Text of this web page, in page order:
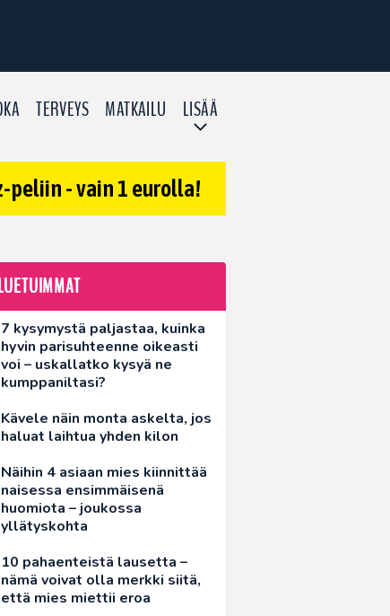
TERVEYS MATKAILU LISÄÄ
peliin - vain 1 eurolla!
7 kysymystä paljastaa, kuinka
hyvin parisuhteenne oikeasti
voi – uskallatko kysyä ne
kumppaniltasi?
Kävele näin monta askelta, jos
haluat laihtua yhden kilon
Näihin 4 asiaan mies kiinnittää
naisessa ensimmäisenä
huomiota – joukossa
yllätyskohta
10 pahaenteistä lausetta –
nämä voivat olla merkki siitä,
että mies miettii eroa